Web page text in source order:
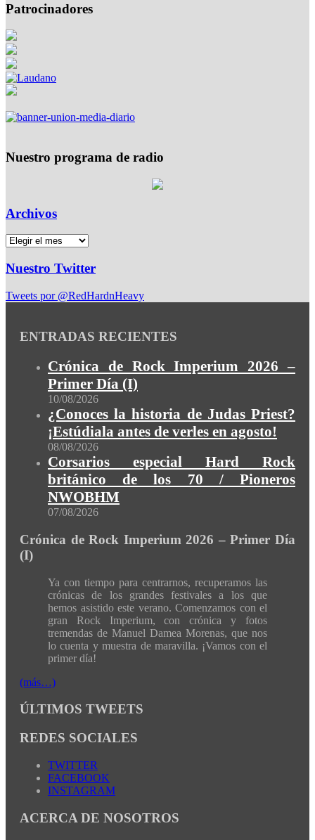
Patrocinadores
Nuestro programa de radio
Archivos
Nuestro Twitter
Tweets por @RedHardnHeavy
ENTRADAS RECIENTES
Crónica de Rock Imperium 2026 –
Primer Día (I)
10/08/2026
¿Conoces la historia de Judas Priest?
¡Estúdiala antes de verles en agosto!
08/08/2026
Corsarios especial Hard Rock
británico de los 70 / Pioneros
NWOBHM
07/08/2026
Crónica de Rock Imperium 2026 – Primer Día
(I)
Ya con tiempo para centrarnos, recuperamos las
crónicas de los grandes festivales a los que
hemos asistido este verano. Comenzamos con el
gran Rock Imperium, con crónica y fotos
tremendas de Manuel Damea Morenas, que nos
lo cuenta y muestra de maravilla. ¡Vamos con el
primer día!
(más…)
ÚLTIMOS TWEETS
REDES SOCIALES
TWITTER
FACEBOOK
INSTAGRAM
ACERCA DE NOSOTROS